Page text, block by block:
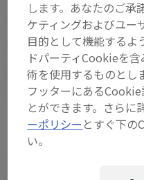
します。あなたのご承
ケティングおよびユー
目的として機能する
ドパーティCookieを
術を使用するものとし
フッターにある
とができます。さらに
ーポリシー とすぐ下の
い。